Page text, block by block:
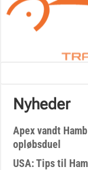
Nyheder
Apex vandt
opløbsduel
USA: Tips til